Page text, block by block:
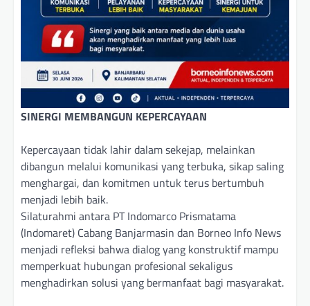
SINERGI MEMBANGUN KEPERCAYAAN
Kepercayaan tidak lahir dalam sekejap, melainkan
dibangun melalui komunikasi yang terbuka, sikap saling
menghargai, dan komitmen untuk terus bertumbuh
menjadi lebih baik.
Silaturahmi antara PT Indomarco Prismatama
(Indomaret) Cabang Banjarmasin dan Borneo Info News
menjadi refleksi bahwa dialog yang konstruktif mampu
memperkuat hubungan profesional sekaligus
menghadirkan solusi yang bermanfaat bagi masyarakat.